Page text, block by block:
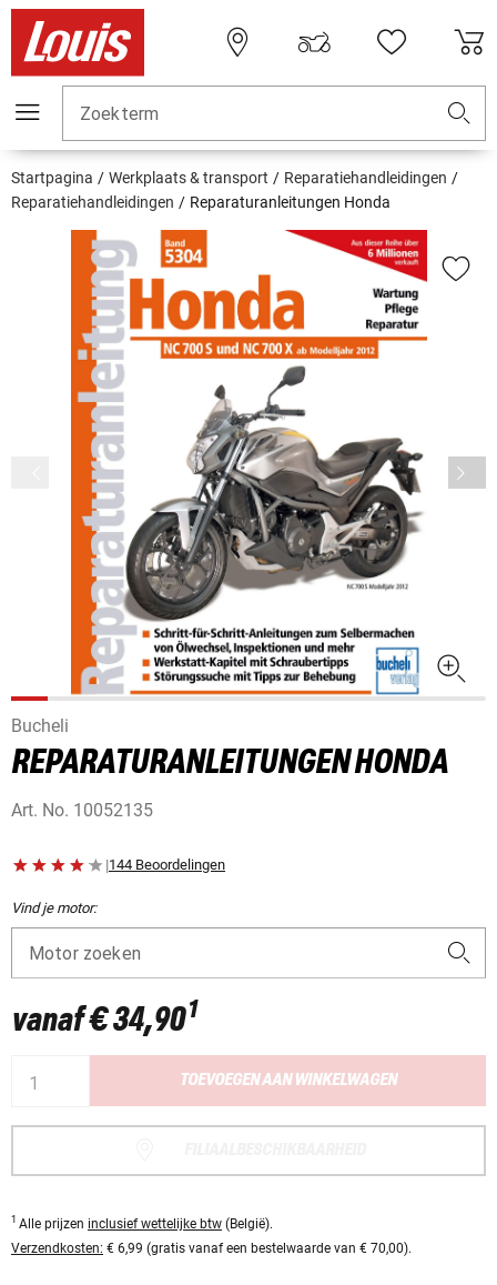
Zoekterm
Startpagina Werkplaats & transport
Reparatiehandleidingen
Reparatiehandleidingen
Reparaturanleitungen Honda
Bucheli
REPARATURANLEITUNGEN HONDA
Art. No. 10052135
|144 Beoordelingen
Vind je motor:
Motor zoeken
vanaf€ 34,901
TOEVOEGEN AAN WINKELWAGEN
1 Alle prijzen inclusief wettelijke btw (België).
Verzendkosten: € 6,99 (gratis vanaf een bestelwaarde van € 70,00).